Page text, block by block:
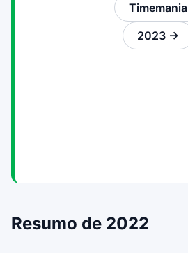
Timemania
2023 →
Resumo de 2022